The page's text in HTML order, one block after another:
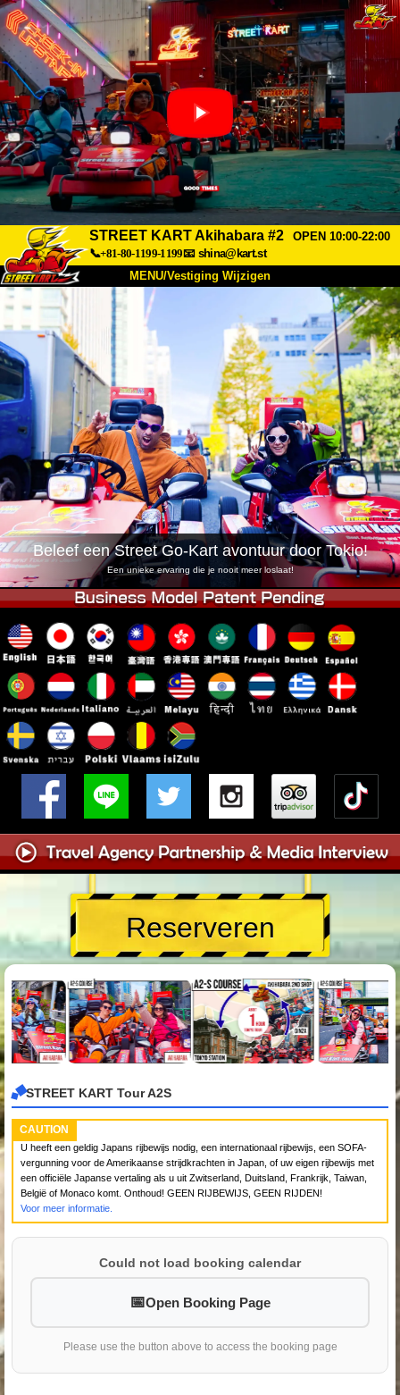
STREET KART Akihabara #2
OPEN 10:00-22:00
📞+81-80-1199-1199📧 shina@kart.st
MENU/Vestiging Wijzigen
Over Ons Specificaties Prijs
Bereikbaarheid Reviews Veelgestelde Vragen
Bedrijf Reserveren
Vestiging Wijzigen
Tokio Shinagawa Tokio Akihabara#1
Tokio Akihabara#2 Tokio Shibuya
Tokio Shibuya Annex Tokio Baai
Tokio Asakusa Osaka
Okinawa
Beleef een Street Go-Kart avontuur door Tokio!
Een unieke ervaring die je nooit meer loslaat!
Reserveren
STREET KART Tour A2S
CAUTION
U heeft een geldig Japans rijbewijs nodig, een internationaal rijbewijs, een SOFA-
vergunning voor de Amerikaanse strijdkrachten in Japan, of uw eigen rijbewijs met
een officiële Japanse vertaling als u uit Zwitserland, Duitsland, Frankrijk, Taiwan,
België of Monaco komt. Onthoud! GEEN RIJBEWIJS, GEEN RIJDEN!
Voor meer informatie.
Could not load booking calendar
Open Booking Page
Please use the button above to access the booking page